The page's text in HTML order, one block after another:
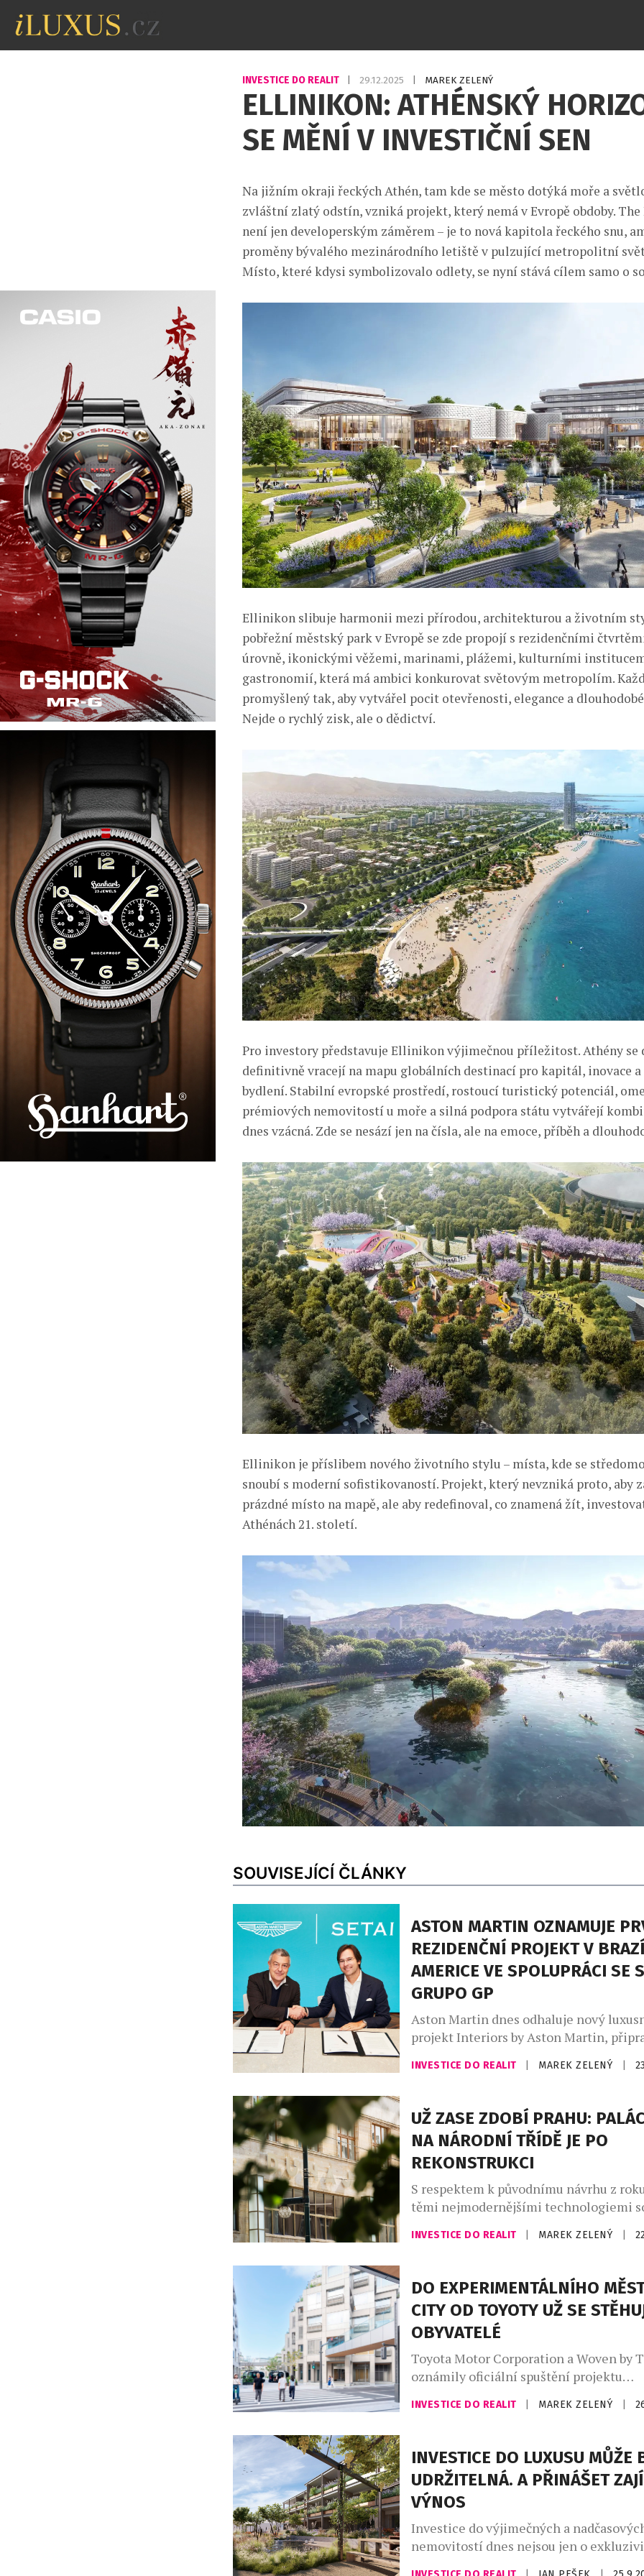
INVESTICE DO REALIT 29.12.2025 MAREK ZELENÝ
ELLINIKON: ATHÉNSKÝ
SE MĚNÍ V INVESTIČNÍ SEN
Na jižním okraji řeckých Athén, tam kde se město dotýká moře a
zvláštní zlatý odstín, vzniká projekt, který nemá v Evropě obdoby.
není jen developerským záměrem – je to nová kapitola řeckého snu,
proměny bývalého mezinárodního letiště v pulzující metropolitní
Místo, které kdysi symbolizovalo odlety, se nyní stává cílem samo o
Ellinikon slibuje harmonii mezi přírodou, architekturou a životním
pobřežní městský park v Evropě se zde propojí s rezidenčními
úrovně, ikonickými věžemi, marinami, plážemi, kulturními
gastronomií, která má ambici konkurovat světovým metropolím.
promyšlený tak, aby vytvářel pocit otevřenosti, elegance a
Nejde o rychlý zisk, ale o dědictví.
Pro investory představuje Ellinikon výjimečnou příležitost. Athény
definitivně vracejí na mapu globálních destinací pro kapitál, inovace
bydlení. Stabilní evropské prostředí, rostoucí turistický potenciál,
prémiových nemovitostí u moře a silná podpora státu vytvářejí
dnes vzácná. Zde se nesází jen na čísla, ale na emoce, příběh a
Ellinikon je příslibem nového životního stylu – místa, kde se
snoubí s moderní sofistikovaností. Projekt, který nevzniká proto, aby
prázdné místo na mapě, ale aby redefinoval, co znamená žít,
Athénách 21. století.
SOUVISEJÍCÍ ČLÁNKY
ASTON MARTIN OZNAMUJE
REZIDENČNÍ PROJEKT V
AMERICE VE SPOLUPRÁCI SE
GRUPO GP
Aston Martin dnes odhaluje nový
projekt Interiors by Aston Martin,
spolupráci s největším soukromým
severovýchodní Brazílii, společností
znamenat oficiální vstup společnosti
na brazilský a jihoamerický rezidenční
projekt navazuje na rostoucí portfolio
Aston Martin, které se v […]
INVESTICE DO REALIT MAREK ZELENÝ
UŽ ZASE ZDOBÍ PRAHU:
NA NÁRODNÍ TŘÍDĚ JE PO
REKONSTRUKCI
S respektem k původnímu návrhu z
těmi nejmodernějšími technologiemi
Slavný Palác Dunaj v centru Prahy
časy první republiky a díky rozsáhlé
opět poskytuje špičkové kancelářské
Výstavba Paláce Dunaj ve stylu
podle návrhu renomovaného
Foehera byla […]
INVESTICE DO REALIT MAREK ZELENÝ
DO EXPERIMENTÁLNÍHO
CITY OD TOYOTY UŽ SE
OBYVATELÉ
Toyota Motor Corporation a Woven by
oznámily oficiální spuštění projektu
experimentálního města Toyota
Začínají se do něj stěhovat první
Woven City je unikátním testovacím
budoucnost mobility a klíčovým
transformace Toyoty. Ústřední roli ve
(„Tkaném městě“) hrají dva typy […]
INVESTICE DO REALIT MAREK ZELENÝ
INVESTICE DO LUXUSU MŮŽE
UDRŽITELNÁ. A PŘINÁŠET
VÝNOS
Investice do výjimečných a
nemovitostí dnes nejsou jen o
zajímavém výnosu a stabilitě. Zároveň